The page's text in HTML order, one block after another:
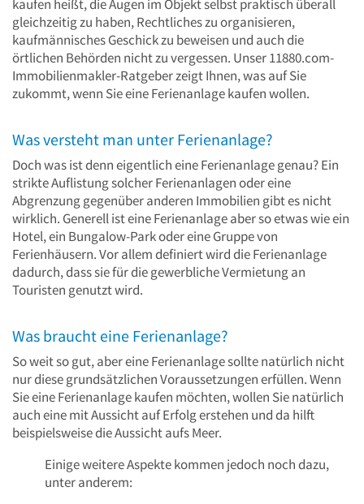
kaufen heißt, die Augen im Objekt selbst praktisch überall
gleichzeitig zu haben, Rechtliches zu organisieren,
kaufmännisches Geschick zu beweisen und auch die
örtlichen Behörden nicht zu vergessen. Unser 11880.com-
Immobilienmakler-Ratgeber zeigt Ihnen, was auf Sie
zukommt, wenn Sie eine Ferienanlage kaufen wollen.
Was versteht man unter Ferienanlage?
Doch was ist denn eigentlich eine Ferienanlage genau? Ein
strikte Auflistung solcher Ferienanlagen oder eine
Abgrenzung gegenüber anderen Immobilien gibt es nicht
wirklich. Generell ist eine Ferienanlage aber so etwas wie ein
Hotel, ein Bungalow-Park oder eine Gruppe von
Ferienhäusern. Vor allem definiert wird die Ferienanlage
dadurch, dass sie für die gewerbliche Vermietung an
Touristen genutzt wird.
Was braucht eine Ferienanlage?
So weit so gut, aber eine Ferienanlage sollte natürlich nicht
nur diese grundsätzlichen Voraussetzungen erfüllen. Wenn
Sie eine Ferienanlage kaufen möchten, wollen Sie natürlich
auch eine mit Aussicht auf Erfolg erstehen und da hilft
beispielsweise die Aussicht aufs Meer.
Einige weitere Aspekte kommen jedoch noch dazu,
unter anderem: